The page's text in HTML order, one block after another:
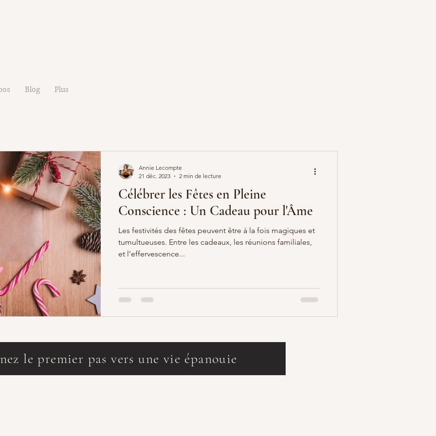
Blog Plus
Célébrer les Fêtes en Pleine
Conscience : Un Cadeau pour l'Âme
Les festivités des fêtes peuvent être à la fois magiques et
tumultueuses. Entre les cadeaux, les réunions familiales,
et l'effervescence...
Annie Lecompte
21 déc. 2023
2 min de lecture
le premier pas vers une vie épanouie